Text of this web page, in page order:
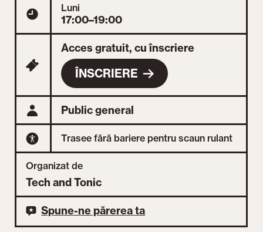
Luni
17:00–19:00
Acces gratuit, cu înscriere
ÎNSCRIERE
Public general
Trasee fără bariere pentru scaun rulant
Organizat de
Tech and Tonic
Spune-ne părerea ta